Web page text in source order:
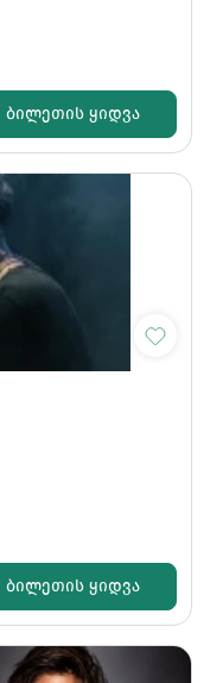
ᲑᲘᲚᲔᲗᲘᲡ ᲧᲘᲓᲕᲐ
ᲑᲘᲚᲔᲗᲘᲡ ᲧᲘᲓᲕᲐ